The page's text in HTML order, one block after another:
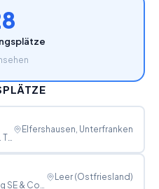
August Ullrich GmbH Straßen-u. Tiefbau
Elfershausen, Unterfranken
Leer (Ostfriesland)